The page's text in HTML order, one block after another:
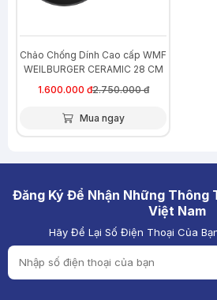
Chảo Chống Dính Cao cấp WMF
WEILBURGER CERAMIC 28 CM
1.600.000 đ2.750.000 đ
Mua ngay
Đăng Ký Để Nhận Những Thông
Việt Nam
Hãy Để Lại Số Điện Thoại Của